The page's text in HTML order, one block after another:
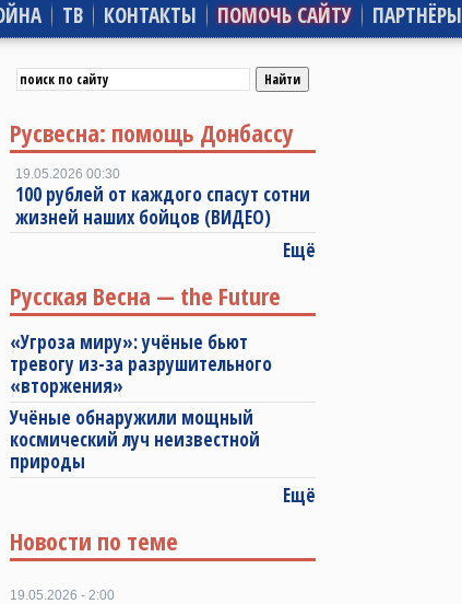
ТВ КОНТАКТЫ ПОМОЧЬ САЙТУ ПАРТНЁРЫ
Русвесна: помощь Донбассу
19.05.2026 00:30
100 рублей от каждого спасут сотни
жизней наших бойцов (ВИДЕО)
Ещё
Русская Весна — the Future
«Угроза миру»: учёные бьют
тревогу из-за разрушительного
«вторжения»
Учёные обнаружили мощный
космический луч неизвестной
природы
Ещё
Новости по теме
19.05.2026 - 2:00